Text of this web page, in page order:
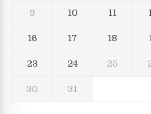
9 10 11
16 17 18
23 24 25
30 31